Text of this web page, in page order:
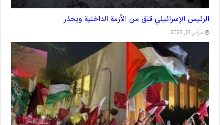
الرئيس الإسرائيلي قلق من الأزمة الداخلية ويحذر
فبراير 21, 2023